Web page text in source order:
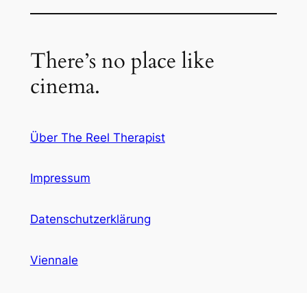
There’s no place like
cinema.
Über The Reel Therapist
Impressum
Datenschutzerklärung
Viennale